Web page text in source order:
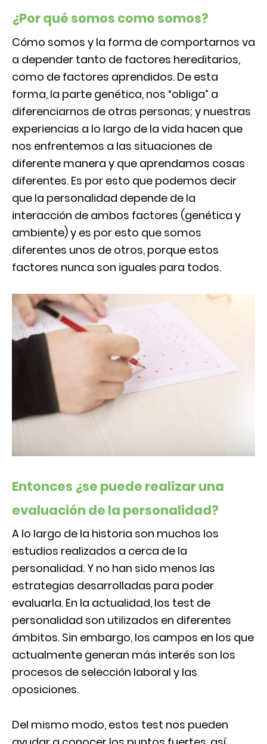
¿Por qué somos como somos?
Cómo somos y la forma de comportarnos va
a depender tanto de factores hereditarios,
como de factores aprendidos. De esta
forma, la parte genética, nos “obliga” a
diferenciarnos de otras personas; y nuestras
experiencias a lo largo de la vida hacen que
nos enfrentemos a las situaciones de
diferente manera y que aprendamos cosas
diferentes. Es por esto que podemos decir
que la personalidad depende de la
interacción de ambos factores (genética y
ambiente) y es por esto que somos
diferentes unos de otros, porque estos
factores nunca son iguales para todos.
Entonces ¿se puede realizar una
evaluación de la personalidad?
A lo largo de la historia son muchos los
estudios realizados a cerca de la
personalidad. Y no han sido menos las
estrategias desarrolladas para poder
evaluarla. En la actualidad, los test de
personalidad son utilizados en diferentes
ámbitos. Sin embargo, los campos en los que
actualmente generan más interés son los
procesos de selección laboral y las
oposiciones.
Del mismo modo, estos test nos pueden